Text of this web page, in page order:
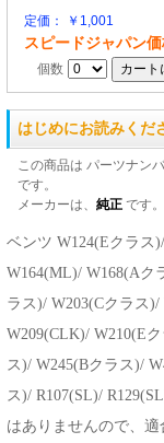
定価： ￥1,001
スピードジャパン価
個数
はじめにお読みくだ
この商品は パーツナン
です。
メーカーは、 純正 です。
ベンツ W124(Eクラス
W164(ML)/ W168(Aク
ラス)/ W203(Cクラス
W209(CLK)/ W210(E
ス)/ W245(Bクラス)/
ス)/ R107(SL)/
はありませんので、適